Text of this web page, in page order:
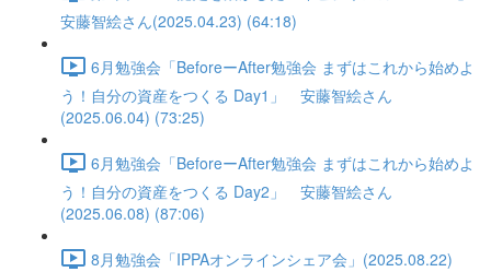
安藤智絵さん(2025.04.23) (64:18)
6月勉強会「BeforeーAfter勉強会 まずはこれから始めよ
う！自分の資産をつくる Day1」 安藤智絵さん
(2025.06.04) (73:25)
6月勉強会「BeforeーAfter勉強会 まずはこれから始めよ
う！自分の資産をつくる Day2」 安藤智絵さん
(2025.06.08) (87:06)
8月勉強会「IPPAオンラインシェア会」(2025.08.22)